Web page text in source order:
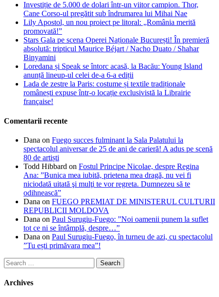
Investiție de 5.000 de dolari într-un viitor campion. Thor,
Cane Corso-ul pregătit sub îndrumarea lui Mihai Nae
Lily Apostol, un nou proiect pe litoral: „România merită
promovată!”
Stars Gala pe scena Operei Naționale București! În premieră
absolută: tripticul Maurice Béjart / Nacho Duato / Shahar
Binyamini
Loredana și Speak se întorc acasă, la Bacău: Young Island
anunță lineup-ul celei de-a 6-a ediții
Lada de zestre la Paris: costume și textile tradiționale
românești expuse într-o locație exclusivistă la Librairie
française!
Comentarii recente
Dana on Fuego succes fulminant la Sala Palatului la
spectacolul aniversar de 25 de ani de carieră! A adus pe scenă
80 de artiști
Todd Hibbard on Fostul Principe Nicolae, despre Regina
Ana: ”Bunica mea iubită, prietena mea dragă, nu vei fi
niciodată uitată şi mulţi te vor regreta. Dumnezeu să te
odihnească”
Dana on FUEGO PREMIAT DE MINISTERUL CULTURII
REPUBLICII MOLDOVA
Dana on Paul Surugiu-Fuego: ”Noi oamenii punem la suflet
tot ce ni se întâmplă, despre…”
Dana on Paul Surugiu-Fuego, în turneu de azi, cu spectacolul
”Tu ești primăvara mea”!
Search
for:
Archives